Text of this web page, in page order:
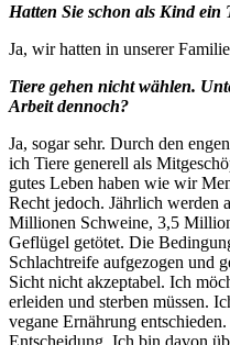
Hatten Sie schon als Kind ein
Ja, wir hatten in unserer
Tiere gehen nicht wählen.
Arbeit dennoch?
Ja, sogar sehr. Durch den
ich Tiere generell als
gutes Leben haben wie wir
Recht jedoch. Jährlich werden
Millionen Schweine, 3,5
Geflügel getötet. Die
Schlachtreife aufgezogen und
Sicht nicht akzeptabel. Ich
erleiden und sterben müssen.
vegane Ernährung
Entscheidung. Ich bin davon